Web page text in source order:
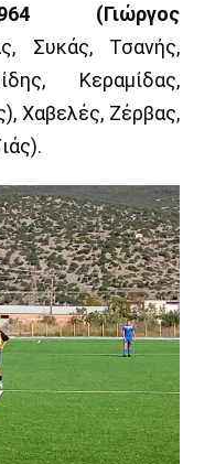
(Γιώργος
Συκάς, Τσανής,
Κεραμίδας,
Χαβελές, Ζέρβας,